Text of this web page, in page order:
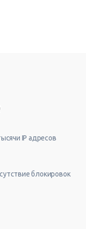
IP адресов
блокировок